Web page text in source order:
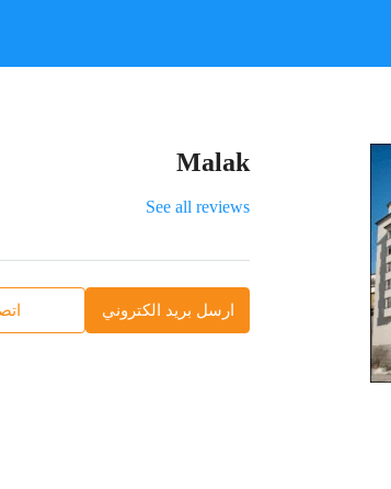
Malak
See all reviews
ارسل بريد الكتروني